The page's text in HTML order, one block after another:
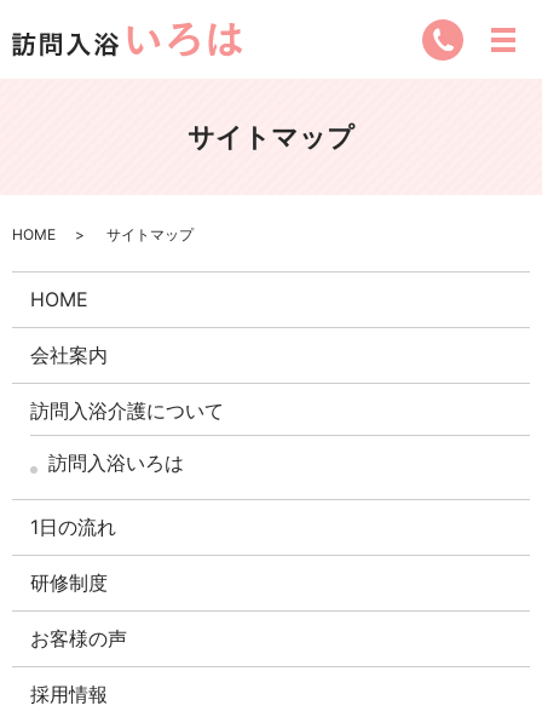
サイトマップ
HOME サイトマップ
HOME
会社案内
訪問入浴介護について
訪問入浴いろは
1日の流れ
研修制度
お客様の声
採用情報